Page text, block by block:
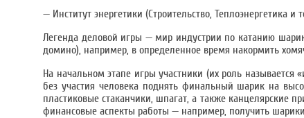
— Институт энергетики (Строительство, Теплоэнергетика и
Легенда деловой игры — мир индустрии по катанию
домино), например, в определенное время накормить
На начальном этапе игры участники (их роль
без участия человека поднять финальный шарик на
пластиковые стаканчики, шпагат, а также канцелярские
финансовые аспекты работы — например, получить